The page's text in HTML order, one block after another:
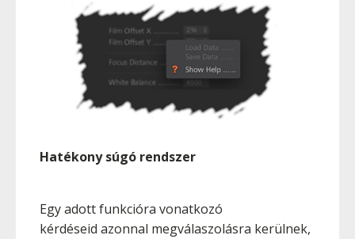
Hatékony súgó rendszer
Egy adott funkcióra vonatkozó
kérdéseid azonnal megválaszolásra kerülnek,